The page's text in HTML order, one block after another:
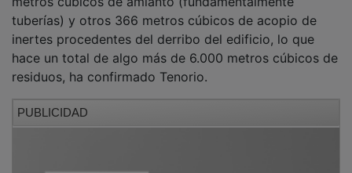
tuberías) y otros 366 metros cúbicos de acopio de
inertes procedentes del derribo del edificio, lo que
hace un total de algo más de 6.000 metros cúbicos de
residuos, ha confirmado Tenorio.